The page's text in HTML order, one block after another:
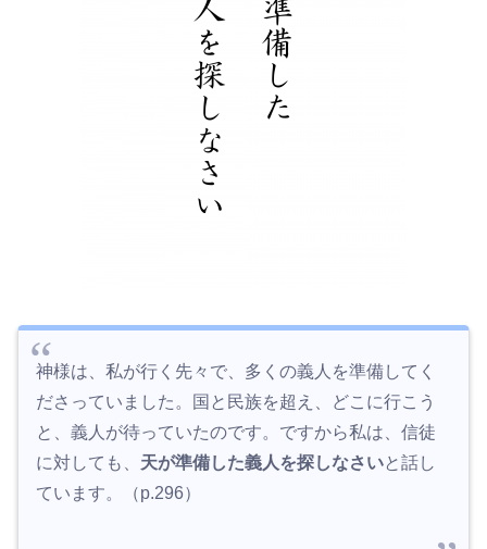
神様は、私が行く先々で、多くの義人を準備してく
ださっていました。国と民族を超え、どこに行こう
と、義人が待っていたのです。ですから私は、信徒
に対しても、 天が準備した義人を探しなさいと話し
ています。（p.296）